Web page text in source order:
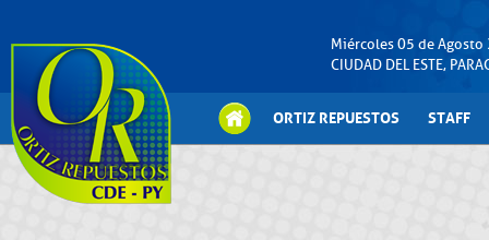
Miércoles 05 de Agosto
CIUDAD DEL ESTE,
ORTIZ REPUESTOS STAFF